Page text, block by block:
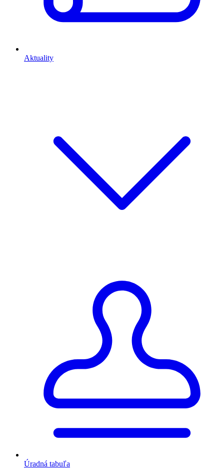
Aktuality
Úradná tabuľa